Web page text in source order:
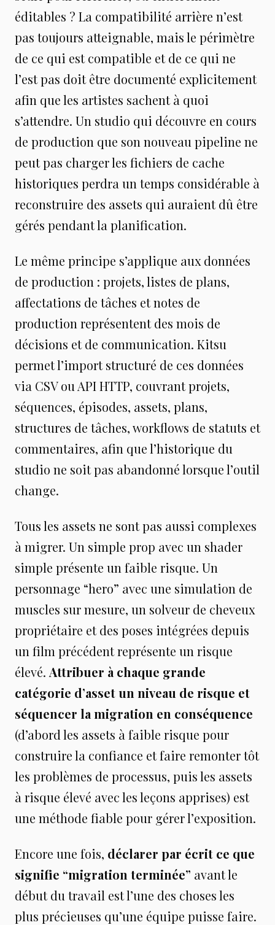
éditables ? La compatibilité arrière n’est
pas toujours atteignable, mais le périmètre
de ce qui est compatible et de ce qui ne
l’est pas doit être documenté explicitement
afin que les artistes sachent à quoi
s’attendre. Un studio qui découvre en cours
de production que son nouveau pipeline ne
peut pas charger les fichiers de cache
historiques perdra un temps considérable à
reconstruire des assets qui auraient dû être
gérés pendant la planification.
Le même principe s’applique aux données
de production : projets, listes de plans,
affectations de tâches et notes de
production représentent des mois de
décisions et de communication. Kitsu
permet l’import structuré de ces données
via CSV ou API HTTP, couvrant projets,
séquences, épisodes, assets, plans,
structures de tâches, workflows de statuts et
commentaires, afin que l’historique du
studio ne soit pas abandonné lorsque l’outil
change.
Tous les assets ne sont pas aussi complexes
à migrer. Un simple prop avec un shader
simple présente un faible risque. Un
personnage “hero” avec une simulation de
muscles sur mesure, un solveur de cheveux
propriétaire et des poses intégrées depuis
un film précédent représente un risque
élevé. Attribuer à chaque grande
catégorie d’asset un niveau de risque et
séquencer la migration en conséquence
(d’abord les assets à faible risque pour
construire la confiance et faire remonter tôt
les problèmes de processus, puis les assets
à risque élevé avec les leçons apprises) est
une méthode fiable pour gérer l’exposition.
Encore une fois, déclarer par écrit ce que
signifie “migration terminée” avant le
début du travail est l’une des choses les
plus précieuses qu’une équipe puisse faire.